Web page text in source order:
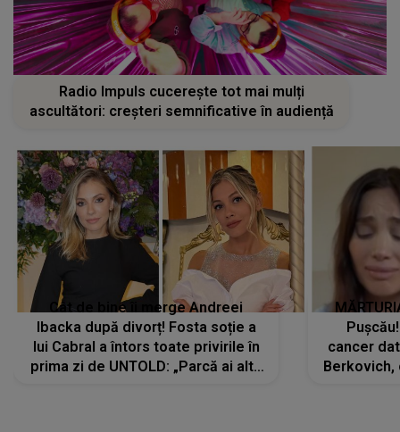
Radio Impuls cucerește tot mai mulți
ascultători: creșteri semnificative în audiență
Cât de bine îi merge Andreei
Ibacka după divorț! Fosta soție a
lui Cabral a întors toate privirile în
prima zi de UNTOLD: „Parcă ai altă
cancer
Berkovich,